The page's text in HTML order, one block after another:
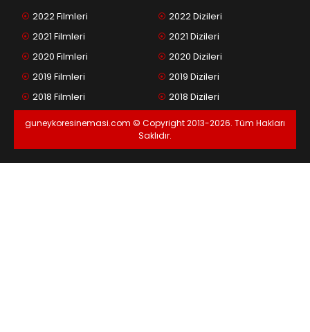
2022 Filmleri
2021 Filmleri
2020 Filmleri
2019 Filmleri
2018 Filmleri
2022 Dizileri
2021 Dizileri
2020 Dizileri
2019 Dizileri
2018 Dizileri
guneykoresinemasi.com © Copyright 2013-2026. Tüm Hakları
Saklıdır.